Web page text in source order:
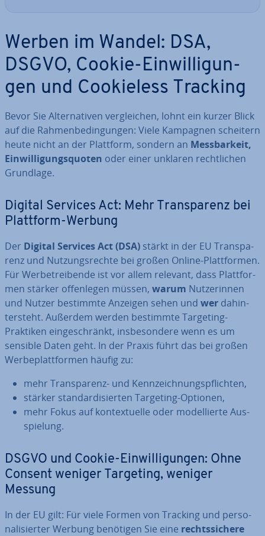
Werben im Wandel: DSA,
DSGVO, Cookie-Ein­wil­li­gun­
gen und Coo­kiel­ess Tracking
Bevor Sie Al­ter­na­ti­ven ver­glei­chen, lohnt ein kurzer Blick
auf die Rah­men­be­din­gun­gen: Viele Kampagnen scheitern
heute nicht an der Plattform, sondern an Mess­bar­keit,
Ein­wil­li­gungs­quo­ten oder einer unklaren recht­li­chen
Grundlage.
Digital Services Act: Mehr Trans­pa­renz bei
Plattform-Werbung
Der Digital Services Act (DSA) stärkt in der EU Trans­pa­
renz und Nut­zungs­rech­te bei großen Online-Platt­for­men.
Für Wer­be­trei­ben­de ist vor allem relevant, dass Platt­for­
men stärker of­fen­le­gen müssen, warum Nut­ze­rin­nen
und Nutzer bestimmte Anzeigen sehen und wer da­hin­
ter­steht. Außerdem werden bestimmte Targeting-
Praktiken ein­ge­schränkt, ins­be­son­de­re wenn es um
sensible Daten geht. In der Praxis führt das bei großen
Wer­be­platt­for­men häufig zu:
mehr Trans­pa­renz- und Kenn­zeich­nungs­pflich­ten,
stärker stan­dar­di­sier­ten Targeting-Optionen,
mehr Fokus auf kon­tex­tu­el­le oder mo­del­lier­te Aus­
spie­lung.
DSGVO und Cookie-Ein­wil­li­gun­gen: Ohne
Consent weniger Targeting, weniger
Messung
In der EU gilt: Für viele Formen von Tracking und per­so­
na­li­sier­ter Werbung benötigen Sie eine rechts­si­che­re